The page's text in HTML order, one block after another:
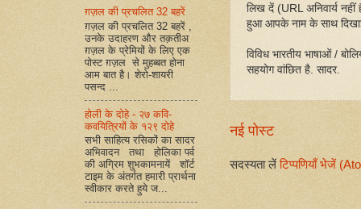
लिख दें (URL अनिवार्य
हुआ आपके नाम के साथ
विविध भारतीय भाषाओं /
सहयोग वांछित है. सादर.
नई पोस्ट
सदस्यता लेंटिप्पणियाँ भेजें
ग़ज़ल की प्रचलित 32 बहरें
ग़ज़ल की प्रचलित 32 बहरें ,
उनके उदाहरण और तक़तीअ
ग़ज़ल के प्रेमियों के लिए एक
पोस्ट ग़ज़ल से मुहब्बत होना
आम बात है। शेरो-शायरी
पसन्द ...
होली के दोहे - २७ कवि-
कवयित्रियों के १२९ दोहे
सभी साहित्य रसिकों का सादर
अभिवादन तथा होलिका पर्व
की अग्रिम शुभकामनायें शॉर्ट
टाइम के अंतर्गत हमारी प्रार्थना
स्वीकार करते हुये ज...